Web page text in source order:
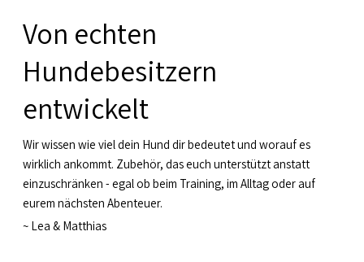
Von echten
Hundebesitzern
entwickelt
Wir wissen wie viel dein Hund dir bedeutet und worauf es
wirklich ankommt. Zubehör, das euch unterstützt anstatt
einzuschränken - egal ob beim Training, im Alltag oder auf
eurem nächsten Abenteuer.
~ Lea & Matthias